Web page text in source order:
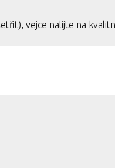
vejce nalijte na